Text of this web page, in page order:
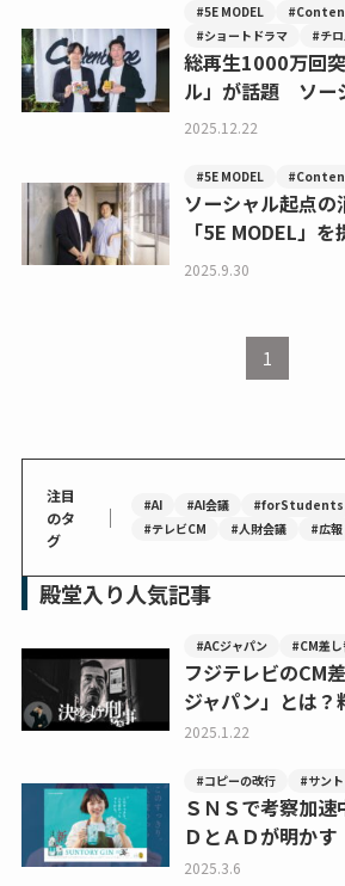
#5E MODEL
#ショートドラマ
#チ
総再生1000万回
ル」が話題 ソー
2025.12.22
#5E MODEL
ソーシャル起点
「5E MODEL」
2025.9.30
1
注目
のタ
グ
｜ #AI #AI会議 #forStudents
#テレビCM
#人財会議 #広報
殿堂入り人気記事
#ACジャパン #CM差し
フジテレビのCM
ジャパン」とは？
2025.1.22
#コピーの改行 #サン
ＳＮＳで考察加
ＤとＡＤが明かす
2025.3.6